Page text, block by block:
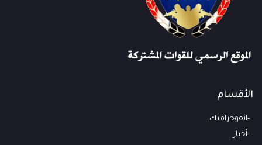
الأقسام
انفوجرافيك
أخبار